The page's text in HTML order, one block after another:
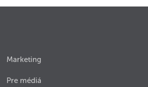
Marketing
Pre médiá